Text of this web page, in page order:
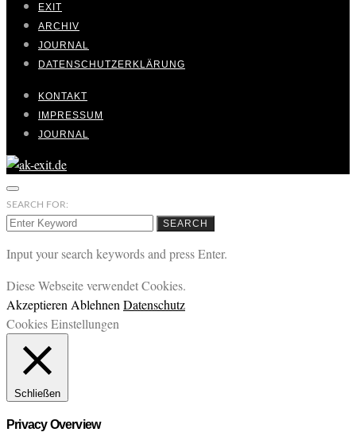
EXIT
ARCHIV
JOURNAL
DATENSCHUTZERKLÄRUNG
KONTAKT
IMPRESSUM
JOURNAL
SEARCH FOR:
SEARCH
Input your search keywords and press Enter.
Diese Webseite verwendet Cookies.
Akzeptieren Ablehnen Datenschutz
Cookies Einstellungen
Schließen
Privacy Overview